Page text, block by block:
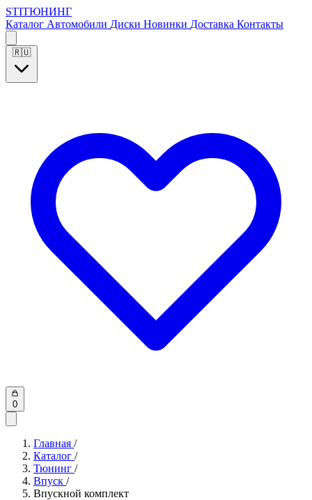
STIТЮНИНГ
Каталог Автомобили Диски Новинки Доставка Контакты
🇷🇺
0
Главная /
Каталог /
Тюнинг /
Впуск /
Впускной комплект